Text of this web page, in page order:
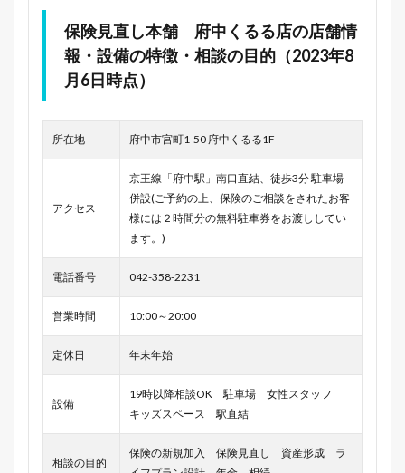
保険見直し本舗 府中くるる店の店舗情
報・設備の特徴・相談の目的（2023年8
月6日時点）
所在地 府中市宮町1-50 府中くるる1F
アクセス
京王線「府中駅」南口直結、徒歩3分 駐車場
併設(ご予約の上、保険のご相談をされたお客
様には２時間分の無料駐車券をお渡ししてい
ます。)
電話番号 042-358-2231
営業時間 10:00～20:00
定休日 年末年始
設備
19時以降相談OK 駐車場 女性スタッフ
キッズスペース 駅直結
相談の目的
保険の新規加入 保険見直し 資産形成 ラ